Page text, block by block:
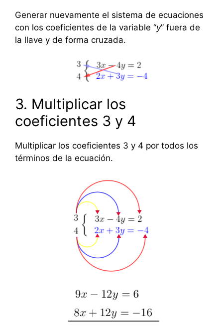
Generar nuevamente el sistema de ecuaciones
con los coeficientes de la variable “y” fuera de
la llave y de forma cruzada.
3. Multiplicar los
coeficientes 3 y 4
Multiplicar los coeficientes 3 y 4 por todos los
términos de la ecuación.